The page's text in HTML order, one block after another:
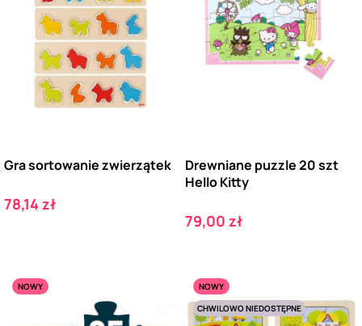
Gra sortowanie zwierzątek
Cena
78,14 zł
Drewniane puzzle 20 szt
Hello Kitty
Cena
79,00 zł
NOWY
NOWY
CHWILOWO NIEDOSTĘPNE